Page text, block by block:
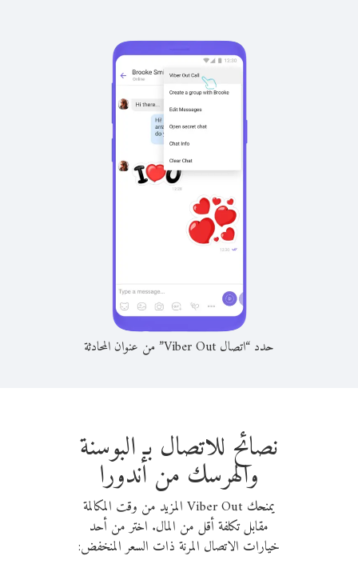
حدد “اتصال Viber Out” من عنوان المحادثة
نصائح للاتصال بـ البوسنة
والهرسك من أندورا
يمنحك Viber Out المزيد من وقت المكالمة
مقابل تكلفة أقل من المال. اختر من أحد
خيارات الاتصال المرنة ذات السعر المنخفض: